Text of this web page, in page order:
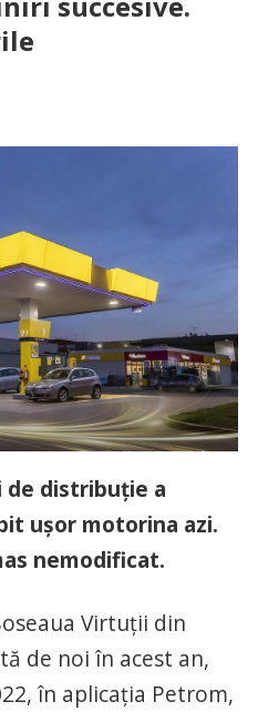
de distribuție a
ușor motorina azi.
nemodificat.
Virtuții din
de noi în acest an,
în aplicația Petrom,